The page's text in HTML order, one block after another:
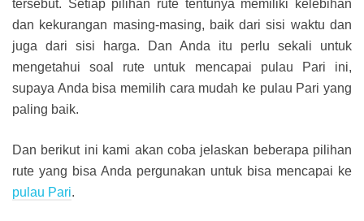
tersebut. Setiap pilihan rute tentunya memiliki kelebihan
dan kekurangan masing-masing, baik dari sisi waktu dan
juga dari sisi harga. Dan Anda itu perlu sekali untuk
mengetahui soal rute untuk mencapai pulau Pari ini,
supaya Anda bisa memilih cara mudah ke pulau Pari yang
paling baik.
Dan berikut ini kami akan coba jelaskan beberapa pilihan
rute yang bisa Anda pergunakan untuk bisa mencapai ke
pulau Pari.